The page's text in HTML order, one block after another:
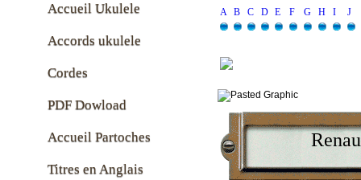
A B C D E F G H I J
Accueil Ukulele
Accords ukulele
Cordes
PDF Dowload
Accueil Partoches
Titres en Anglais